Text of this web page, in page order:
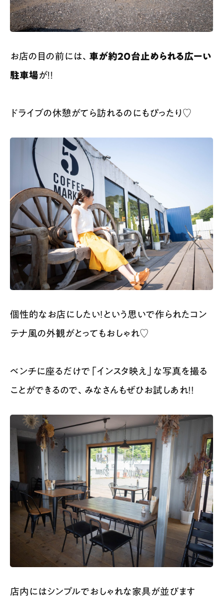
お店の目の前には、 車が約20台止められる広ーい
駐車場が！！
ドライブの休憩がてら訪れるのにもぴったり♡
個性的なお店にしたい！という思いで作られたコン
テナ風の外観がとってもおしゃれ♡
ベンチに座るだけで「インスタ映え」な写真を撮る
ことができるので、みなさんもぜひお試しあれ！！
店内にはシンプルでおしゃれな家具が並びます